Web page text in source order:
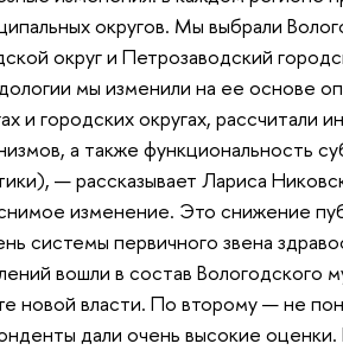
округов. Мы выбрали
округ и Петрозаводский
мы изменили на ее основе
и городских округах,
а также функциональность
— рассказывает Лариса
изменение. Это снижение
системы первичного звена
вошли в состав Вологодского
новой власти. По второму — не
дали очень высокие